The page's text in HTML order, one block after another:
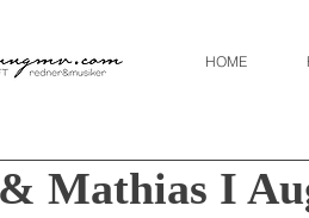
HOME
Mathias I